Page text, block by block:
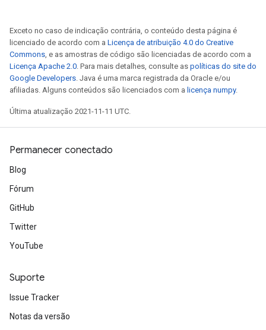
Exceto no caso de indicação contrária, o conteúdo desta página é
licenciado de acordo com a Licença de atribuição 4.0 do Creative
Commons, e as amostras de código são licenciadas de acordo com a
Licença Apache 2.0. Para mais detalhes, consulte as políticas do site do
Google Developers. Java é uma marca registrada da Oracle e/ou
afiliadas. Alguns conteúdos são licenciados com a licença numpy.
Última atualização 2021-11-11 UTC.
Permanecer conectado
Blog
Fórum
GitHub
Twitter
YouTube
Suporte
Issue Tracker
Notas da versão